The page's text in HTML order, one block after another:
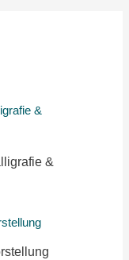
&